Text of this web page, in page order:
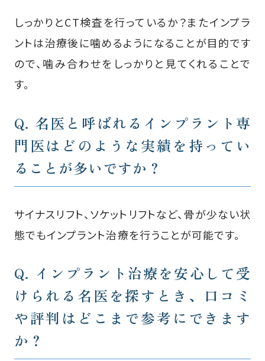
しっかりとCT検査を行っているか？またインプラ
ントは治療後に噛めるようになることが目的です
ので、噛み合わせをしっかりと見てくれることで
す。
Q. 名医と呼ばれるインプラント専
門医は どのような実績を持ってい
ることが多いですか？
サイナスリフト、ソケットリフトなど、骨が少ない状
態でもインプラント治療を行うことが可能です。
Q. インプラント治療を安心して受
けられる名医を探すとき、 口コミ
や評判はどこまで参考にできます
か？